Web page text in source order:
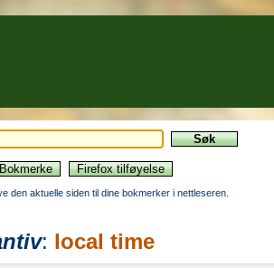
den aktuelle siden til dine bokmerker i nettleseren.
: local time